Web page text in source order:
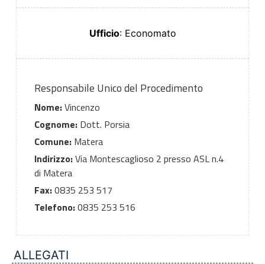
Ufficio: Economato
Responsabile Unico del Procedimento
Nome:Vincenzo
Cognome:Dott. Porsia
Comune:Matera
Indirizzo:Via Montescaglioso 2 presso ASL n.4
di Matera
Fax:0835 253 517
Telefono:0835 253 516
ALLEGATI